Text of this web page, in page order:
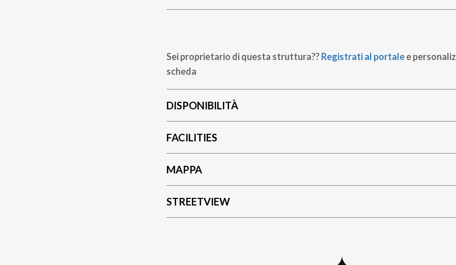
Sei proprietario di questa struttura??Registrati al portalee
scheda
DISPONIBILITÀ
FACILITIES
MAPPA
STREETVIEW